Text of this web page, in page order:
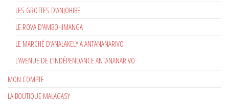
LES GROTTES D’ANJOHIBE
LE ROVA D’AMBOHIMANGA
LE MARCHÉ D’ANALAKELY A ANTANANARIVO
L’AVENUE DE L’INDÉPENDANCE ANTANANARIVO
MON COMPTE
LA BOUTIQUE MALAGASY